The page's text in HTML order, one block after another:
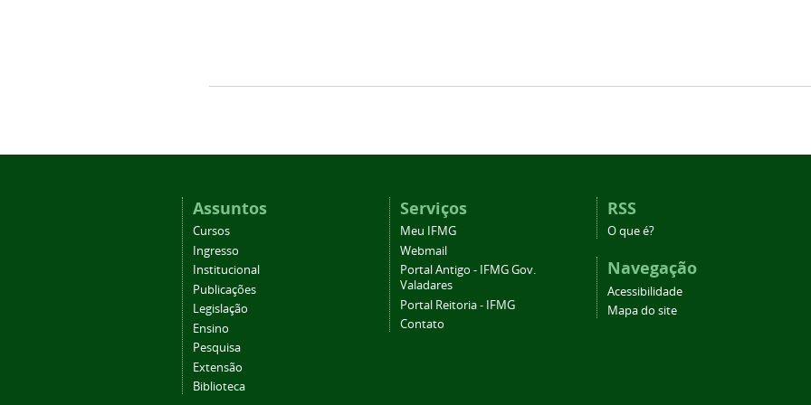
Assuntos
Cursos
Ingresso
Institucional
Publicações
Legislação
Ensino
Pesquisa
Extensão
Biblioteca
Serviços
Meu IFMG
Webmail
Portal Antigo - IFMG Gov.
Valadares
Portal Reitoria - IFMG
Contato
RSS
O que é?
Navegação
Acessibilidade
Mapa do site